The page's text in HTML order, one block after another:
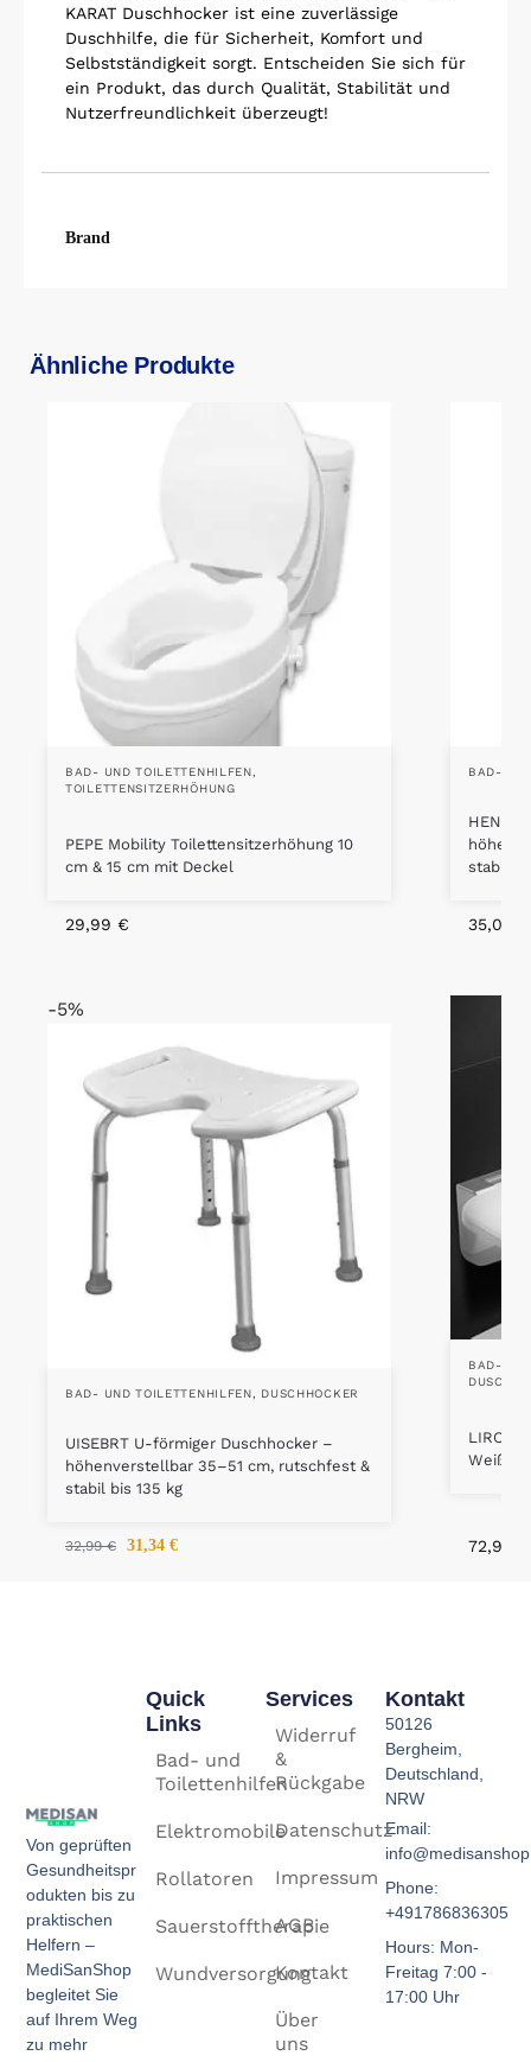
KARAT Duschhocker ist eine zuverlässige
Duschhilfe, die für Sicherheit, Komfort und
Selbstständigkeit sorgt. Entscheiden Sie sich für
ein Produkt, das durch Qualität, Stabilität und
Nutzerfreundlichkeit überzeugt!
Brand
Ähnliche Produkte
BAD- UND TOILETTENHILFEN
TOILETTENSITZERHÖHUNG
PEPE Mobility Toilettensitzerhöhung 10
cm & 15 cm mit Deckel
29,99 €
BAD-
stabil
35,09
-5%
BAD- UND TOILETTENHILFEN DUSCHHOCKER
UISEBRT U-förmiger Duschhocker –
höhenverstellbar 35–51 cm, rutschfest &
stabil bis 135 kg
32,99€ 31,34 €
BAD-
Weiß –
72,99
Von geprüften
Gesundheitspr
odukten bis zu
praktischen
Helfern –
MediSanShop
begleitet Sie
auf Ihrem Weg
zu mehr
Services
Widerruf
&
Rückgabe
Datenschutz
Impressum
AGB
Kontakt
Über
uns
Quick
Links
Bad- und
Toilettenhilfen
Elektromobile
Rollatoren
Sauerstofftherapie
Wundversorgung
Kontakt
50126
Bergheim,
Deutschland,
NRW
Email:
Phone:
+491786836305
Hours: Mon-
Freitag 7:00 -
17:00 Uhr